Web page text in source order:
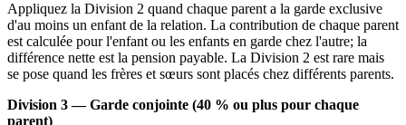
Appliquez la Division 2 quand chaque parent a la garde exclusive
d'au moins un enfant de la relation. La contribution de chaque parent
est calculée pour l'enfant ou les enfants en garde chez l'autre; la
différence nette est la pension payable. La Division 2 est rare mais
se pose quand les frères et sœurs sont placés chez différents parents.
Division 3 — Garde conjointe (40 % ou plus pour chaque
parent)